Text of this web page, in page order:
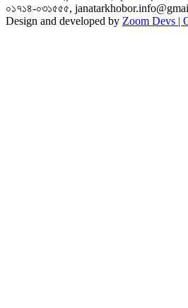
০১৭১৪-০৩১৫৫৫,
Design and developed by Zoom Devs |